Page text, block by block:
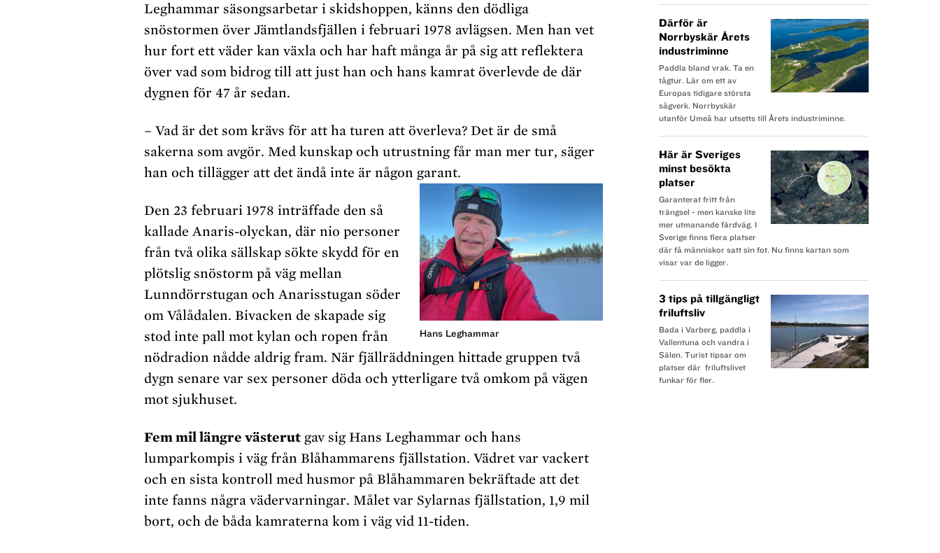
Leghammar säsongsarbetar i skidshoppen, känns den dödliga
snöstormen över Jämtlandsfjällen i februari 1978 avlägsen. Men han vet
hur fort ett väder kan växla och har haft många år på sig att reflektera
över vad som bidrog till att just han och hans kamrat överlevde de där
dygnen för 47 år sedan.
– Vad är det som krävs för att ha turen att överleva? Det är de små
sakerna som avgör. Med kunskap och utrustning får man mer tur, säger
han och tillägger att det ändå inte är någon garant.
Hans Leghammar
Den 23 februari 1978 inträffade den så
kallade Anaris-olyckan, där nio personer
från två olika sällskap sökte skydd för en
plötslig snöstorm på väg mellan
Lunndörrstugan och Anarisstugan söder
om Vålådalen. Bivacken de skapade sig
stod inte pall mot kylan och ropen från
nödradion nådde aldrig fram. När fjällräddningen hittade gruppen två
dygn senare var sex personer döda och ytterligare två omkom på vägen
mot sjukhuset.
Fem mil längre västerut gav sig Hans Leghammar och hans
lumparkompis i väg från Blåhammarens fjällstation. Vädret var vackert
och en sista kontroll med husmor på Blåhammaren bekräftade att det
inte fanns några vädervarningar. Målet var Sylarnas fjällstation, 1,9 mil
bort, och de båda kamraterna kom i väg vid 11-tiden.
Därför är
Norrbyskär Årets
industriminne
Paddla bland vrak. Ta en
tågtur. Lär om ett av
Europas tidigare största
sågverk. Norrbyskär
utanför Umeå har utsetts till Årets industriminne.
Här är Sveriges
minst besökta
platser
Garanterat fritt från
trängsel - men kanske lite
mer utmanande färdväg. I
Sverige finns flera platser
där få människor satt sin fot. Nu finns kartan som
visar var de ligger.
3 tips på tillgängligt
friluftsliv
Bada i Varberg, paddla i
Vallentuna och vandra i
Sälen. Turist tipsar om
platser där friluftslivet
funkar för fler.